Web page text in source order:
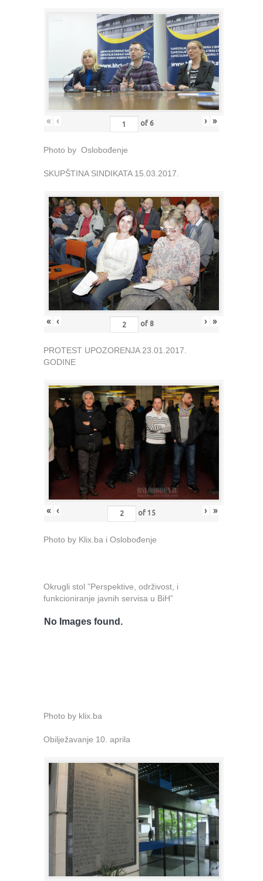
« ‹ of 6 › »
Photo by Oslobođenje
SKUPŠTINA SINDIKATA 15.03.2017.
« ‹ of 8 › »
PROTEST UPOZORENJA 23.01.2017.
GODINE
« ‹ of 15 › »
Photo by Klix.ba i Oslobođenje
Okrugli stol ”Perspektive, održivost, i
funkcioniranje javnih servisa u BiH”
No Images found.
Photo by klix.ba
Obilježavanje 10. aprila